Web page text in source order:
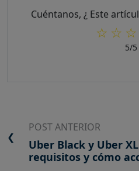
Cuéntanos, ¿ Este
☆
☆
☆
5/5
❮
POST ANTERIOR
Uber Black y Uber
requisitos y cómo